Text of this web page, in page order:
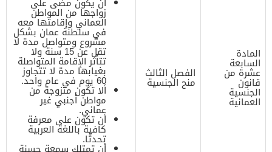
المادة
السابعة
عشرة من
قانون
الجنسية
العمانية
الفصل الثالث
منح الجنسية
زواجها من المواطن
العماني وإقامتها معه
في سلطنة عمان بشكل
مشروع ومتواصل مدة لا
تقل عن 15 سنة ولا
تتأثر الإقامة المتواصلة
بغيابها مدة لا تتجاوز
60 يوم في عام واحد.
ألا تكون متزوجة من
مواطن أجنبي غير
عماني.
أن تكون على معرفة
كافية باللغة العربية
تحدثًا.